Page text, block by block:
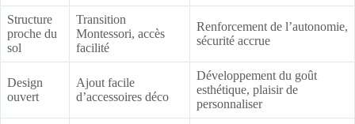
Structure
proche du
sol
Transition
Montessori, accès
facilité
Renforcement de l’autonomie,
sécurité accrue
Design
ouvert
Ajout facile
d’accessoires déco
Développement du goût
esthétique, plaisir de
personnaliser